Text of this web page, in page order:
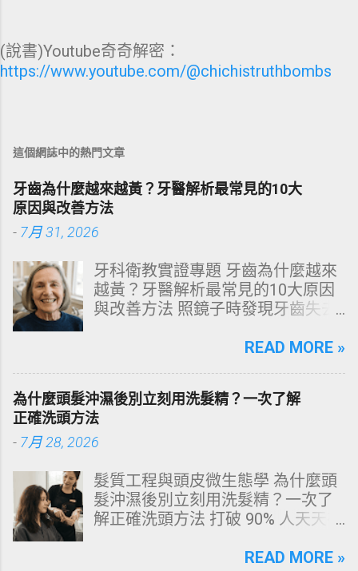
(說書)Youtube奇奇解密：
https://www.youtube.com/@chichistruthbombs
這個網誌中的熱門文章
牙齒為什麼越來越黃？牙醫解析最常見的10大
原因與改善方法
- 7月 31, 2026
牙科衛教實證專題 牙齒為什麼越來
越黃？牙醫解析最常見的10大原因
與改善方法 照鏡子時發現牙齒失去
文由專業牙科思維出發，深度剖析
源性染色成因，並提供精準有效的
改善與美白對策。 📋 文章快速導覽
目錄 一、 牙齒顏色的生物學本質：
琺瑯質與象牙質 二、 牙齒變黃的10
源性變色的自我檢視 四、 5大專業
牙醫美白療程評估與比較 五、 避坑
指南：破除3大網路美白偏方迷思
理策略 一、 牙齒顏色的生物學本
READ MORE »
為什麼頭髮沖濕後別立刻用洗髮精？一次了解
正確洗頭方法
- 7月 28, 2026
髮質工程與頭皮微生態學 為什麼頭
髮沖濕後別立刻用洗髮精？一次了
解正確洗頭方法 打破 90% 人天天在
構化思維，拆解頭皮清潔的物理與
READ MORE »